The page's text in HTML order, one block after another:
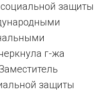
защиты
г-жа
защиты